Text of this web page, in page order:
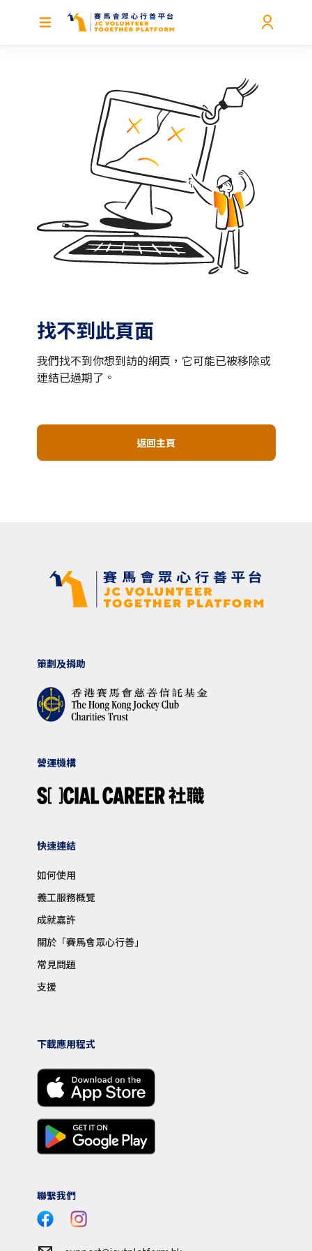
找不到此頁面
我們找不到你想到訪的網頁，它可能已被移除或
連結已過期了。
返回主頁
策劃及捐助
營運機構
快速連結
如何使用
義工服務概覽
成就嘉許
關於「賽馬會眾心行善」
常見問題
支援
下載應用程式
聯繫我們